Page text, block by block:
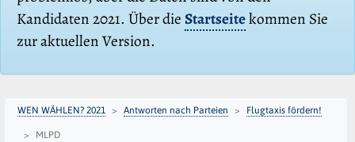
Kandidaten 2021. Über dieStartseitekommen Sie
zur aktuellen Version.
WEN WÄHLEN? 2021 Antworten nach Parteien Flugtaxis fördern!
MLPD